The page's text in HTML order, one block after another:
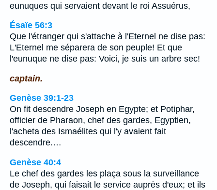
eunuques qui servaient devant le roi Assuérus,
Ésaïe 56:3
Que l'étranger qui s'attache à l'Eternel ne dise pas:
L'Eternel me séparera de son peuple! Et que
l'eunuque ne dise pas: Voici, je suis un arbre sec!
captain.
Genèse 39:1-23
On fit descendre Joseph en Egypte; et Potiphar,
officier de Pharaon, chef des gardes, Egyptien,
l'acheta des Ismaélites qui l'y avaient fait
descendre.…
Genèse 40:4
Le chef des gardes les plaça sous la surveillance
de Joseph, qui faisait le service auprès d'eux; et ils